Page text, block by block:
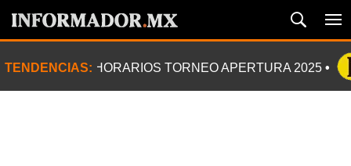
TENDENCIAS: HORARIOS TORNEO APERTURA 2025